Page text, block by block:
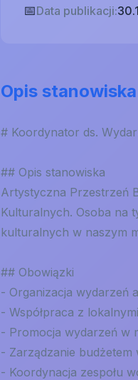
📅Data publikacji:
Opis stanowiska
# Koordynator ds.
## Opis stanowiska
Artystyczna Przestrzeń
Kulturalnych. Osoba na
kulturalnych w naszym
## Obowiązki
- Organizacja wydarzeń
- Współpraca z
- Promocja wydarzeń w
- Zarządzanie budżetem
- Koordynacja zespołu